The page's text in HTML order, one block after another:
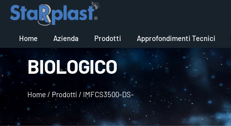
Home Azienda Prodotti Approfondimenti Tecnici
BIOLOGICO
Home / Prodotti / IMFCS3500-DS-